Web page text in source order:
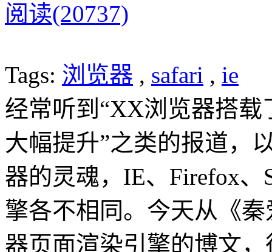
阅读(20737)
Tags: 浏览器 , safari , ie
经常听到“XX浏览器搭
大幅提升”之类的报道，
器的灵魂，IE、Firefox、
擎各不相同。今天从《
器页面渲染引擎的博文